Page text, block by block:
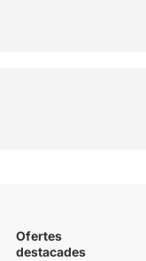
Ofertes
destacades